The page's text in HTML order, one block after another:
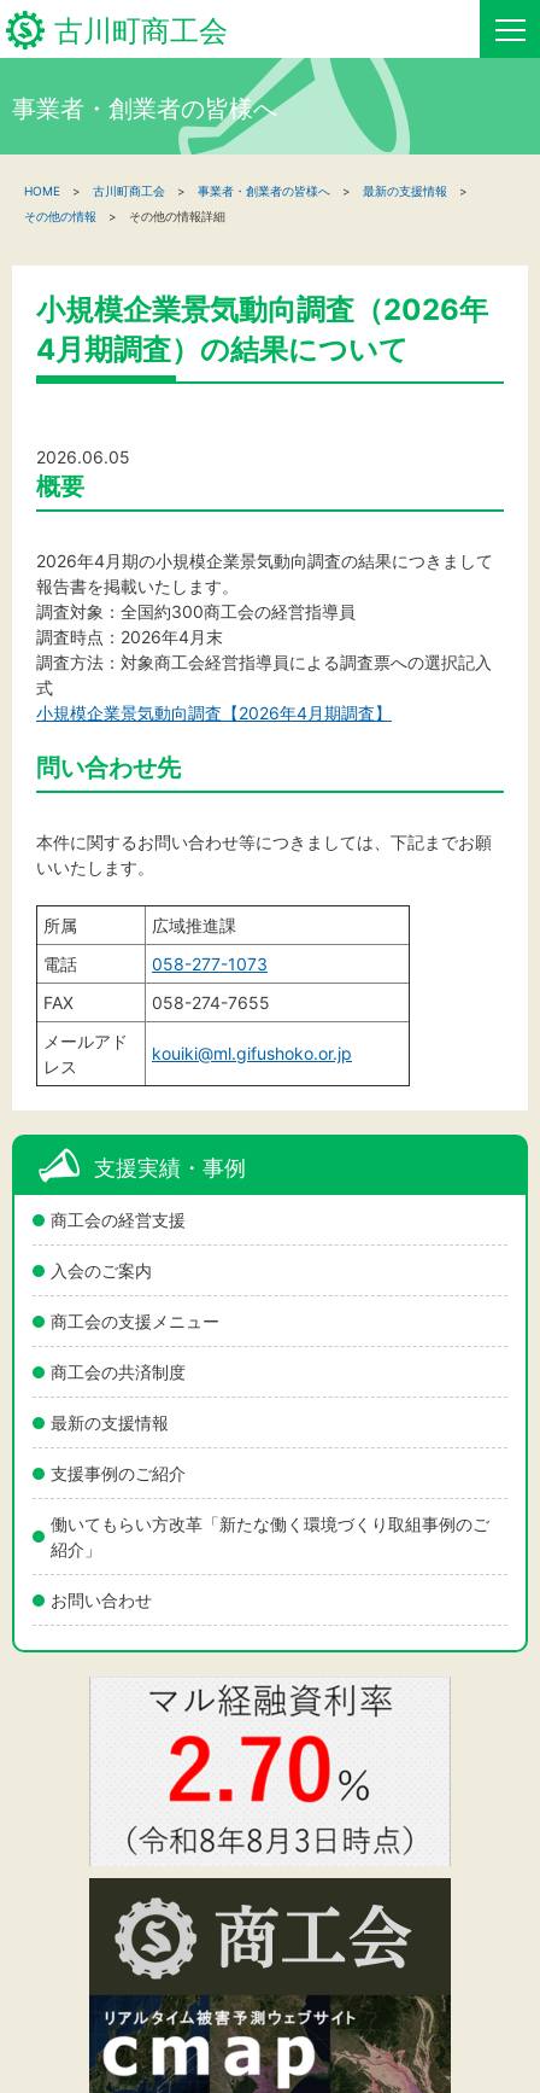
古川町商工会
新着情報
関係機関の方へ
古川町商工会について
お問い合わせ
事業者・創業者の皆様へ
支援実績・事例
商工会の経営支援
入会のご案内
商工会の支援メニュー
商工会の共済制度
最新の支援情報
支援事例のご紹介
働いてもらい方改革「新たな働く環境づくり取組事例のご
紹介」
お問い合わせ
HOME 古川町商工会 事業者・創業者の皆様へ
最新の支援情報
その他の情報
その他の情報詳細
小規模企業景気動向調査（2026年
4月期調査）の結果について
2026.06.05
概要
2026年4月期の小規模企業景気動向調査の結果につきまして
報告書を掲載いたします。
調査対象：全国約300商工会の経営指導員
調査時点：2026年4月末
調査方法：対象商工会経営指導員による調査票への選択記入
式
小規模企業景気動向調査【2026年4月期調査】
問い合わせ先
本件に関するお問い合わせ等につきましては、下記までお願
いいたします。
所属
広域推進課
電話
058-277-1073
FAX
058-274-7655
メールアド
レス
kouiki@ml.gifushoko.or.jp